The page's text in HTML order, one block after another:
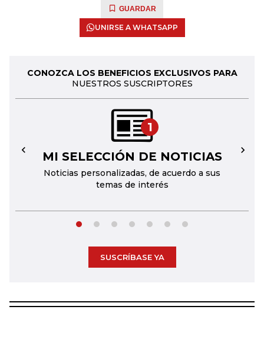
GUARDAR
UNIRSE A WHATSAPP
CONOZCA LOS BENEFICIOS EXCLUSIVOS PARA
NUESTROS SUSCRIPTORES
1
MI SELECCIÓN DE NOTICIAS
Noticias personalizadas, de acuerdo a sus
temas de interés
← →
SUSCRÍBASE YA